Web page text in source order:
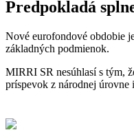
Predpokladá
Nové eurofondové obdobie
základných podmienok.
MIRRI SR nesúhlasí s tým,
príspevok z národnej úrovne